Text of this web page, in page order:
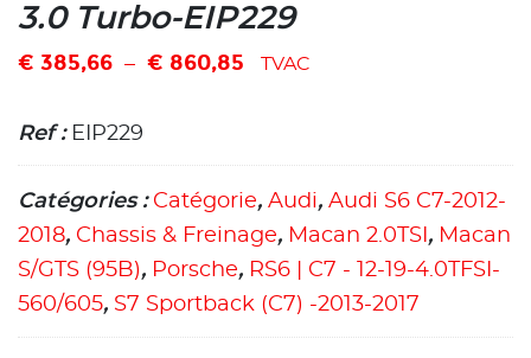
3.0 Turbo-EIP229
€ 385,66 – € 860,85 TVAC
Ref : EIP229
Catégories : Catégorie, Audi, Audi S6 C7-2012-
2018, Chassis & Freinage, Macan 2.0TSI , Macan
S/GTS (95B), Porsche, RS6 | C7 - 12-19-4.0TFSI-
560/605, S7 Sportback (C7) -2013-2017